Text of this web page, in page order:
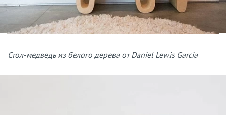
Стол-медведь из белого дерева от Daniel Lewis Garcia